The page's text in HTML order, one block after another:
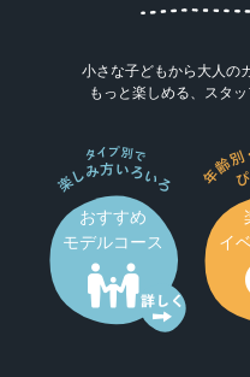
小さな子どもから大人の
もっと楽しめる、スタ
おすすめ
モデルコース
イ